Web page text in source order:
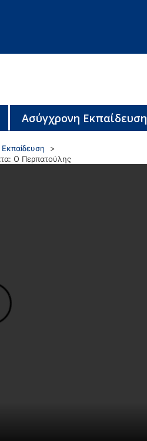
Ασύγχρονη Εκπαίδευση
Ο Περπατούλης